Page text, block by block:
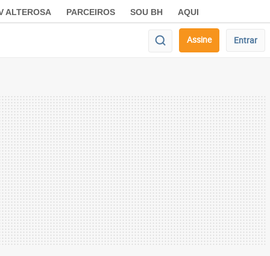
ALTEROSA PARCEIROS SOU BH AQUI
Assine Entrar